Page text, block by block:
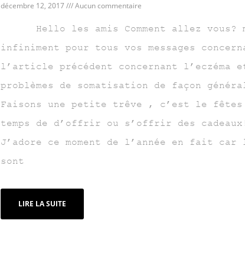
décembre 12, 2017 Aucun commentaire
Hello les amis Comment allez vous?
infiniment pour tous vos messages
l’article précédent concernant l’eczéma
problèmes de somatisation de façon
Faisons une petite trêve , c’est le
temps de d’offrir ou s’offrir des
J’adore ce moment de l’année en fait car
sont
LIRE LA SUITE